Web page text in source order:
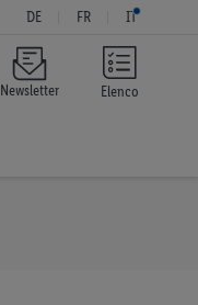
Elenco
DE FR IT
Newsletter